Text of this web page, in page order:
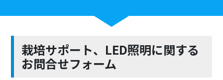
栽培サポート、LED照明に関する
お問合せフォーム